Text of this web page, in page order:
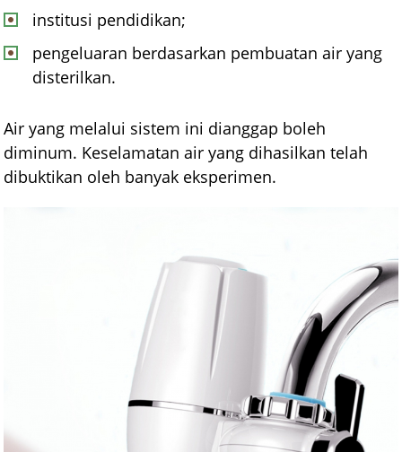
institusi pendidikan;
pengeluaran berdasarkan pembuatan air yang
disterilkan.
Air yang melalui sistem ini dianggap boleh
diminum. Keselamatan air yang dihasilkan telah
dibuktikan oleh banyak eksperimen.